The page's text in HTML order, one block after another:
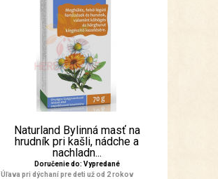
Naturland Bylinná masť na
hrudník pri kašli, nádche a
nachladn...
Doručenie do: Vypredané
Úľava pri dýchaní pre deti už od 2 rokov